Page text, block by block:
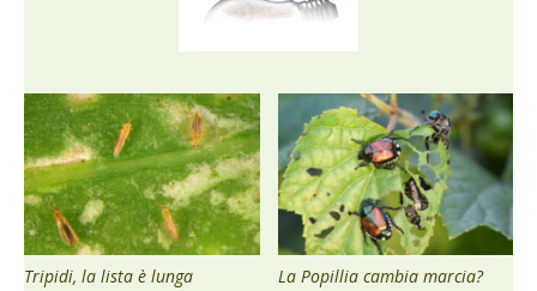
Tripidi, la lista è lunga La Popillia cambia marcia?